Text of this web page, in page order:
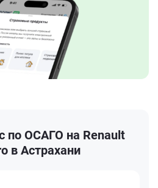
по ОСАГО на Renault
в Астрахани